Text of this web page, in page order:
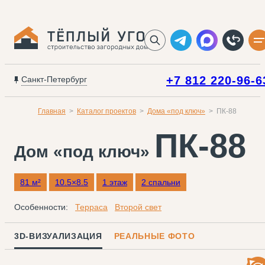
Санкт-Петербург +7 812 220-96-
Главная Каталог проектов Дома «под ключ» ПК-88
Дом «под ключ» ПК-88
81 м² 10.5×8.5 1 этаж 2 спальни
Особенности: Терраса Второй свет
3D-ВИЗУАЛИЗАЦИЯ РЕАЛЬНЫЕ ФОТО